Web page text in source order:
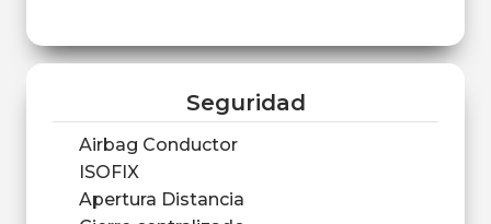
Seguridad
Airbag Conductor
ISOFIX
Apertura Distancia